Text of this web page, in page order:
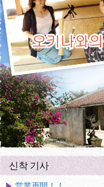
신착 기사